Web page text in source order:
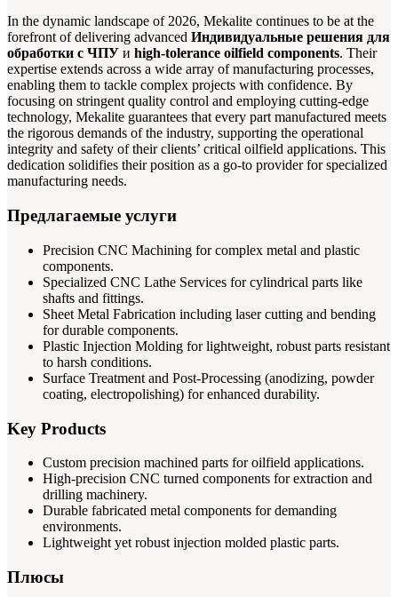
In the dynamic landscape of 2026, Mekalite continues to be at the
forefront of delivering advanced Индивидуальные решения для
обработки с ЧПУ и high-tolerance oilfield components. Their
expertise extends across a wide array of manufacturing processes,
enabling them to tackle complex projects with confidence. By
focusing on stringent quality control and employing cutting-edge
technology, Mekalite guarantees that every part manufactured meets
the rigorous demands of the industry, supporting the operational
integrity and safety of their clients’ critical oilfield applications. This
dedication solidifies their position as a go-to provider for specialized
manufacturing needs.
Предлагаемые услуги
Precision CNC Machining for complex metal and plastic
components.
Specialized CNC Lathe Services for cylindrical parts like
shafts and fittings.
Sheet Metal Fabrication including laser cutting and bending
for durable components.
Plastic Injection Molding for lightweight, robust parts resistant
to harsh conditions.
Surface Treatment and Post-Processing (anodizing, powder
coating, electropolishing) for enhanced durability.
Key Products
Custom precision machined parts for oilfield applications.
High-precision CNC turned components for extraction and
drilling machinery.
Durable fabricated metal components for demanding
environments.
Lightweight yet robust injection molded plastic parts.
Плюсы